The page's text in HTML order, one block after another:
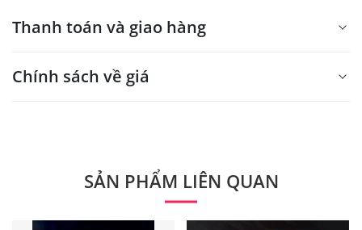
Thanh toán và giao hàng
Chính sách về giá
Quý khách vui lòng liên hệ để có thông tin chính xác.
SẢN PHẨM LIÊN QUAN